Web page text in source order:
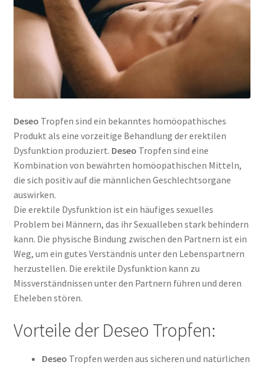
Deseo Tropfen sind ein bekanntes homöopathisches
Produkt als eine vorzeitige Behandlung der erektilen
Dysfunktion produziert. Deseo Tropfen sind eine
Kombination von bewährten homöopathischen Mitteln,
die sich positiv auf die männlichen Geschlechtsorgane
auswirken.
Die erektile Dysfunktion ist ein häufiges sexuelles
Problem bei Männern, das ihr Sexualleben stark behindern
kann. Die physische Bindung zwischen den Partnern ist ein
Weg, um ein gutes Verständnis unter den Lebenspartnern
herzustellen. Die erektile Dysfunktion kann zu
Missverständnissen unter den Partnern führen und deren
Eheleben stören.
Vorteile der Deseo Tropfen:
Deseo Tropfen werden aus sicheren und natürlichen